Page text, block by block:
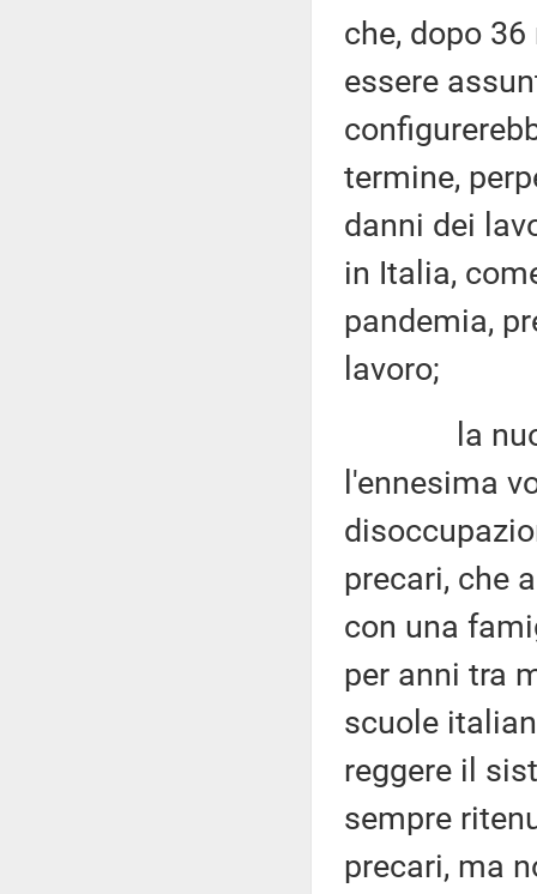
che, dopo
essere
termine,
danni dei
in Italia,
pandemia,
lavoro;
la nuova
l'ennesima
precari, che
con una
per anni tra
scuole
reggere il
sempre
precari, ma